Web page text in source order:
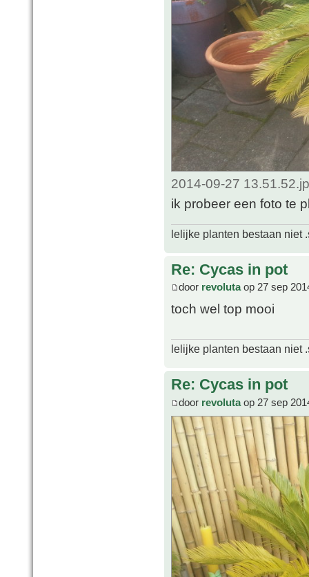
2014-09-27
ik probeer een foto te
lelijke planten bestaan niet
Re: Cycas in pot
door revolutaop 27 sep
toch wel top mooi
lelijke planten bestaan niet
Re: Cycas in pot
door revolutaop 27 sep